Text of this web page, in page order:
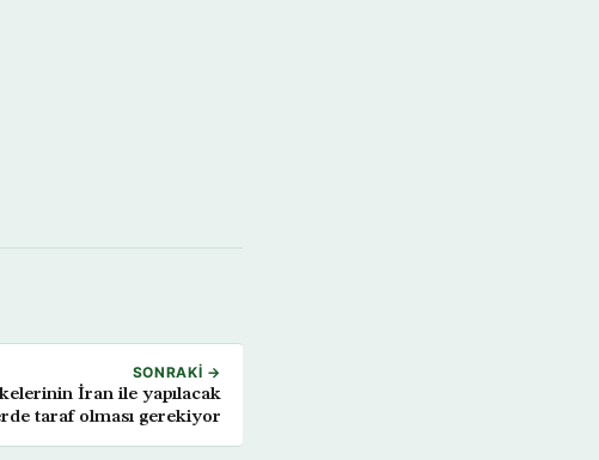
SONRAKI →
İran ile yapılacak
taraf olması gerekiyor